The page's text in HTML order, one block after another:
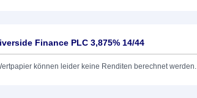
Finance PLC 3,875% 14/44
können leider keine Renditen berechnet werden.